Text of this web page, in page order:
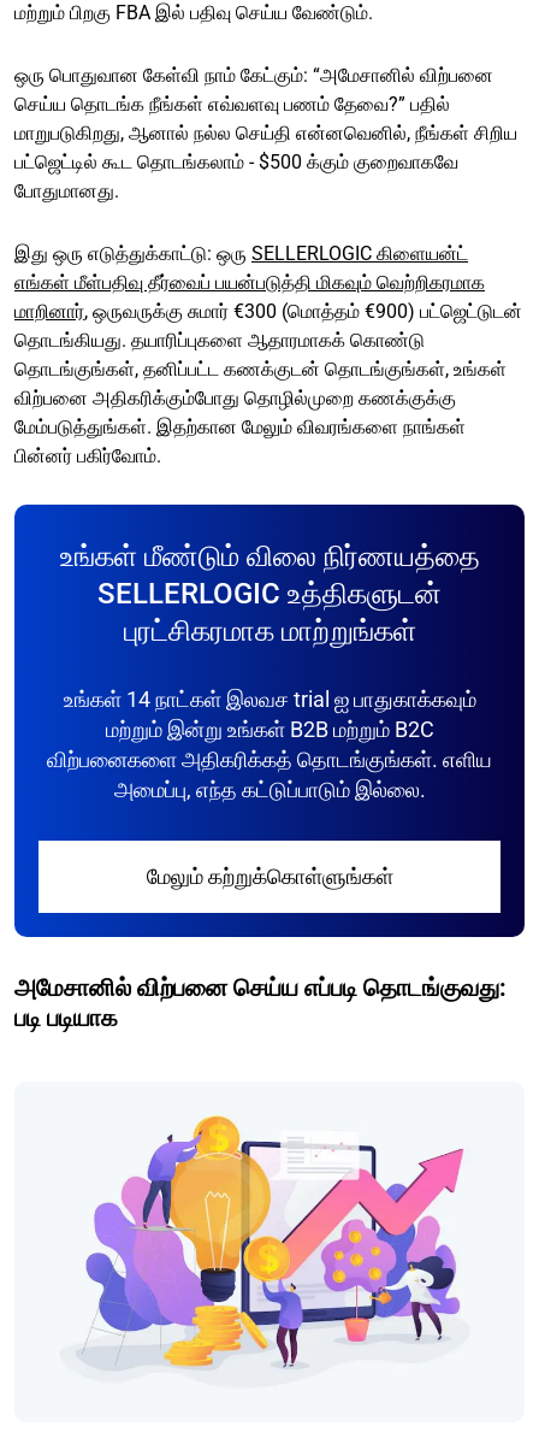
மற்றும் பிறகு FBA இல் பதிவு செய்ய வேண்டும்.
ஒரு பொதுவான கேள்வி நாம் கேட்கும்: “அமேசானில் விற்பனை
செய்ய தொடங்க நீங்கள் எவ்வளவு பணம் தேவை?” பதில்
மாறுபடுகிறது, ஆனால் நல்ல செய்தி என்னவெனில், நீங்கள் சிறிய
பட்ஜெட்டில் கூட தொடங்கலாம் - $500 க்கும் குறைவாகவே
போதுமானது.
இது ஒரு எடுத்துக்காட்டு: ஒரு SELLERLOGIC கிளையன்ட்
எங்கள் மீள்பதிவு தீர்வைப் பயன்படுத்தி மிகவும் வெற்றிகரமாக
மாறினார், ஒருவருக்கு சுமார் €300 (மொத்தம் €900) பட்ஜெட்டுடன்
தொடங்கியது. தயாரிப்புகளை ஆதாரமாகக் கொண்டு
தொடங்குங்கள், தனிப்பட்ட கணக்குடன் தொடங்குங்கள், உங்கள்
விற்பனை அதிகரிக்கும்போது தொழில்முறை கணக்குக்கு
மேம்படுத்துங்கள். இதற்கான மேலும் விவரங்களை நாங்கள்
பின்னர் பகிர்வோம்.
உங்கள் மீண்டும் விலை நிர்ணயத்தை
SELLERLOGIC உத்திகளுடன்
புரட்சிகரமாக மாற்றுங்கள்
உங்கள் 14 நாட்கள் இலவச trial ஐ பாதுகாக்கவும்
மற்றும் இன்று உங்கள் B2B மற்றும் B2C
விற்பனைகளை அதிகரிக்கத் தொடங்குங்கள். எளிய
அமைப்பு, எந்த கட்டுப்பாடும் இல்லை.
மேலும் கற்றுக்கொள்ளுங்கள்
அமேசானில் விற்பனை செய்ய எப்படி தொடங்குவது:
படி படியாக